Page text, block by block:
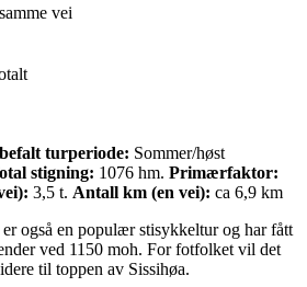
vei
turperiode: Sommer/høst
stigning: 1076 hm. Primærfaktor:
3,5 t. Antall km (en vei): ca 6,9 km
også en populær stisykkeltur og har fått
ved 1150 moh. For fotfolket vil det
til toppen av Sissihøa.